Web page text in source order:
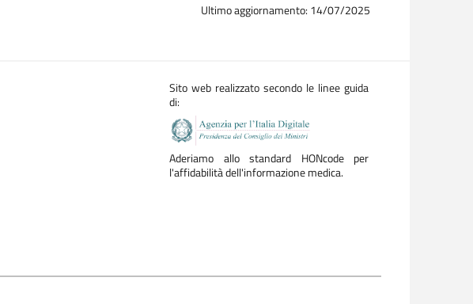
Ultimo aggiornamento: 14/07/2025
Sito web realizzato secondo le linee guida
di:
Aderiamo allo standard HONcode per
l'affidabilità dell'informazione medica.